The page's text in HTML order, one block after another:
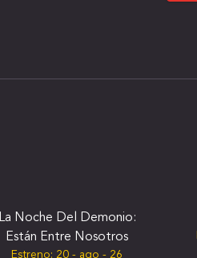
La Noche Del Demonio:
Están Entre Nosotros
Estreno: 20 - ago - 26